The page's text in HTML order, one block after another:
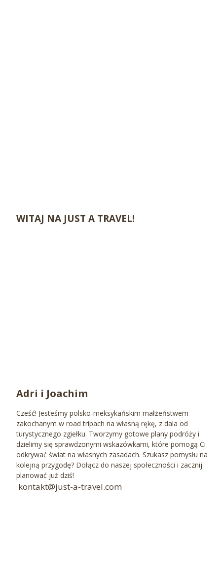
WITAJ NA JUST A TRAVEL!
Adri i Joachim
Cześć! Jesteśmy polsko-meksykańskim małżeństwem
zakochanym w road tripach na własną rękę, z dala od
turystycznego zgiełku. Tworzymy gotowe plany podróży i
dzielimy się sprawdzonymi wskazówkami, które pomogą Ci
odkrywać świat na własnych zasadach. Szukasz pomysłu na
kolejną przygodę? Dołącz do naszej społeczności i zacznij
planować już dziś!
kontakt@just-a-travel.com